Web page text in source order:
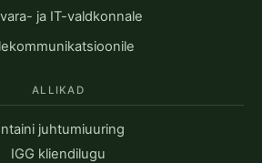
ja IT-valdkonnale
ALLIKAD
juhtumiuuring
IGG kliendilugu